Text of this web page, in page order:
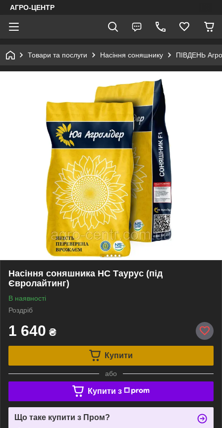
АГРО-ЦЕНТР
Товари та послуги Насіння соняшнику ПІВДЕНЬ
Насіння соняшника НС Таурус (під
Євролайтинг)
В наявності
Роздріб
1 640 ₴
Купити
або
Купити з
Що таке купити з Пром?